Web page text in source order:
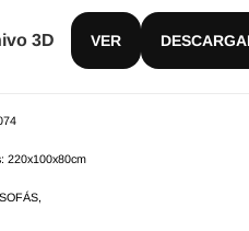
3D VER
220x100x80cm